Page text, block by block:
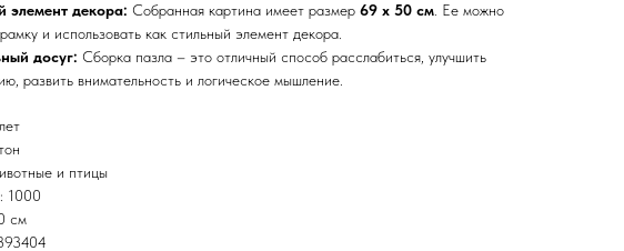
элемент декора: Собранная картина имеет размер 69 х 50 см. Ее можно
и использовать как стильный элемент декора.
досуг: Сборка пазла – это отличный способ расслабиться, улучшить
развить внимательность и логическое мышление.
и птицы
1000
см